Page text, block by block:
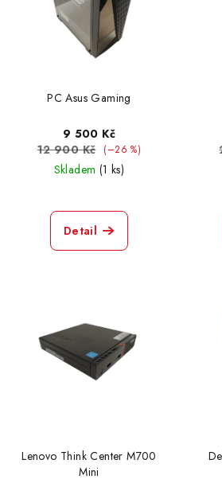
PC Asus Gaming
9 500 Kč
12 900 Kč (–26 %)
Skladem (1 ks)
Detail
Lenovo Think Center M700
Mini